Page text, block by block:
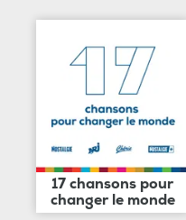
17 chansons pour
changer le monde